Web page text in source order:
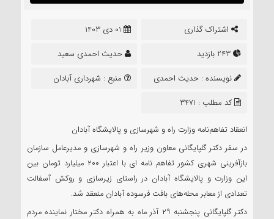
اشتراک گذاری
01 دی 1403
حدیث احمدی سعید
نویسنده : حدیث احمدی
سعید
منبع : شهرداری آبادان
کد مطلب : 3471
انعقاد تفاهم‌نامه وزارت راه و شهرسازی و پالایشگاه آبادان
در سفر دکتر گلپایگانی معاون وزیر راه و شهرسازی و مدیرعامل سازمان
بازآفرینی شهری کشور تفاهم نامه ای با اعتبار ۲۰۰ میلیارد تومان بین
این وزارت و پالایشگاه آبادان در راستای زیرسازی و روکش آسفالت
تعدادی از معابر محله‌های بافت فرسوده آبادان منعقد شد.
دکتر گلپایگانی پنجشنبه ۲۹ آذر ماه به همراه دکتر مختار نماینده مردم